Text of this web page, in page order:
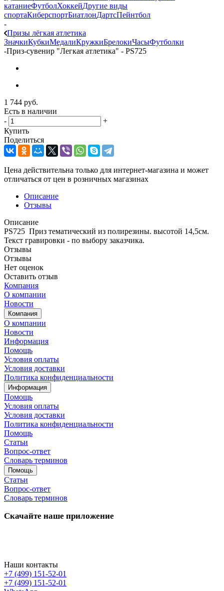
катаниеФутболХоккейДругие виды
спортаКиберспортБиатлонДартсПейнтбол
-
Призы лёгкая атлетика
ЗначкиКубкиМедалиКружкиБрелокиЧасыФутболки
-Приз-сувенир "Легкая атлетика" - PS725
1 744 руб.
Есть в наличии
-
+
Купить
Поделиться
Цена действительна только для интернет-магазина и может
отличаться от цен в розничных магазинах
Описание
Отзывы
Описание
PS725 Приз тематический из полирезины. высотой 14,5см.
Текст гравировки - по выбору заказчика.
Отзывы
Отзывы
Нет оценок
Оставить отзыв
Компания
О компании
Новости
Компания
О компании
Новости
Информация
Помощь
Условия оплаты
Условия доставки
Политика конфиденциальности
Информация
Помощь
Условия оплаты
Условия доставки
Политика конфиденциальности
Помощь
Статьи
Вопрос-ответ
Словарь терминов
Помощь
Статьи
Вопрос-ответ
Словарь терминов
Скачайте наше приложение
Наши контакты
+7 (499) 151-52-01
+7 (499) 151-52-01